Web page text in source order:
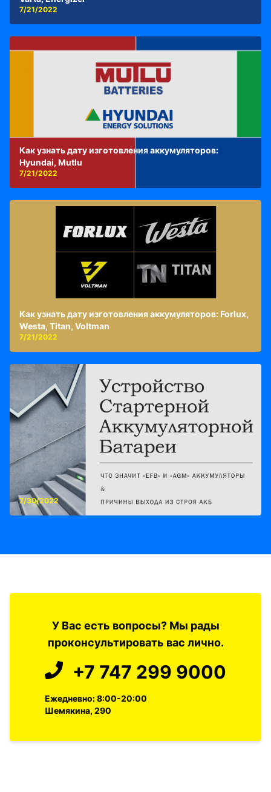
7/21/2022
Как узнать дату изготовления аккумуляторов:
Hyundai, Mutlu
7/21/2022
Как узнать дату изготовления аккумуляторов: Forlux,
Westa, Titan, Voltman
7/21/2022
7/30/2022
У Вас есть вопросы? Мы рады
проконсультировать вас лично.
+7 747 299 9000
Ежедневно: 8:00-20:00
Шемякина, 290